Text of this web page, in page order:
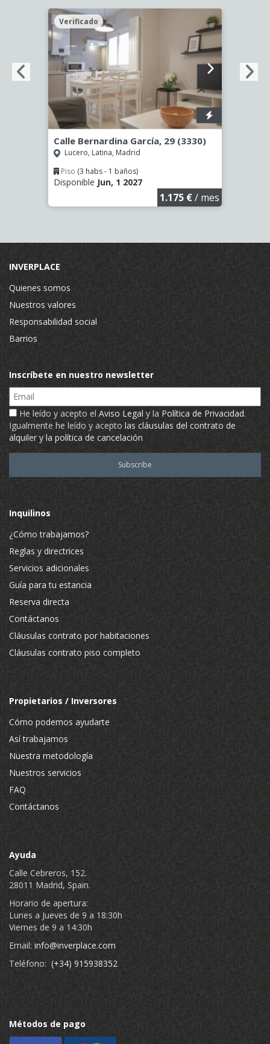
Verificado
Calle Bernardina García, 29 (3330)
Lucero, Latina, Madrid
Piso (3 habs - 1 baños)
Disponible Jun, 1 2027
1.175 €/ mes
INVERPLACE
Quienes somos
Nuestros valores
Responsabilidad social
Barrios
Inscríbete en nuestro newsletter
Email
He leído y acepto el Aviso Legal y la Política de Privacidad.
Igualmente he leído y acepto las cláusulas del contrato de
alquiler y la política de cancelación
Inquilinos
¿Cómo trabajamos?
Reglas y directrices
Servicios adicionales
Guía para tu estancia
Reserva directa
Contáctanos
Cláusulas contrato por habitaciones
Cláusulas contrato piso completo
Propietarios / Inversores
Cómo podemos ayudarte
Así trabajamos
Nuestra metodología
Nuestros servicios
FAQ
Contáctanos
Ayuda
Calle Cebreros, 152.
28011 Madrid, Spain.
Horario de apertura:
Lunes a Jueves de 9 a 18:30h
Viernes de 9 a 14:30h
Email: info@inverplace.com
Teléfono: (+34) 915938352
Métodos de pago